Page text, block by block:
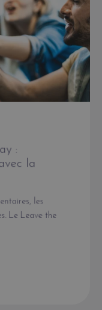
:
la
les
Le Leave the